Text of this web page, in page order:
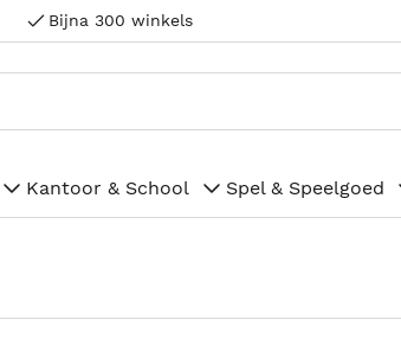
Bijna 300 winkels
Kantoor & School Spel & Speelgoed